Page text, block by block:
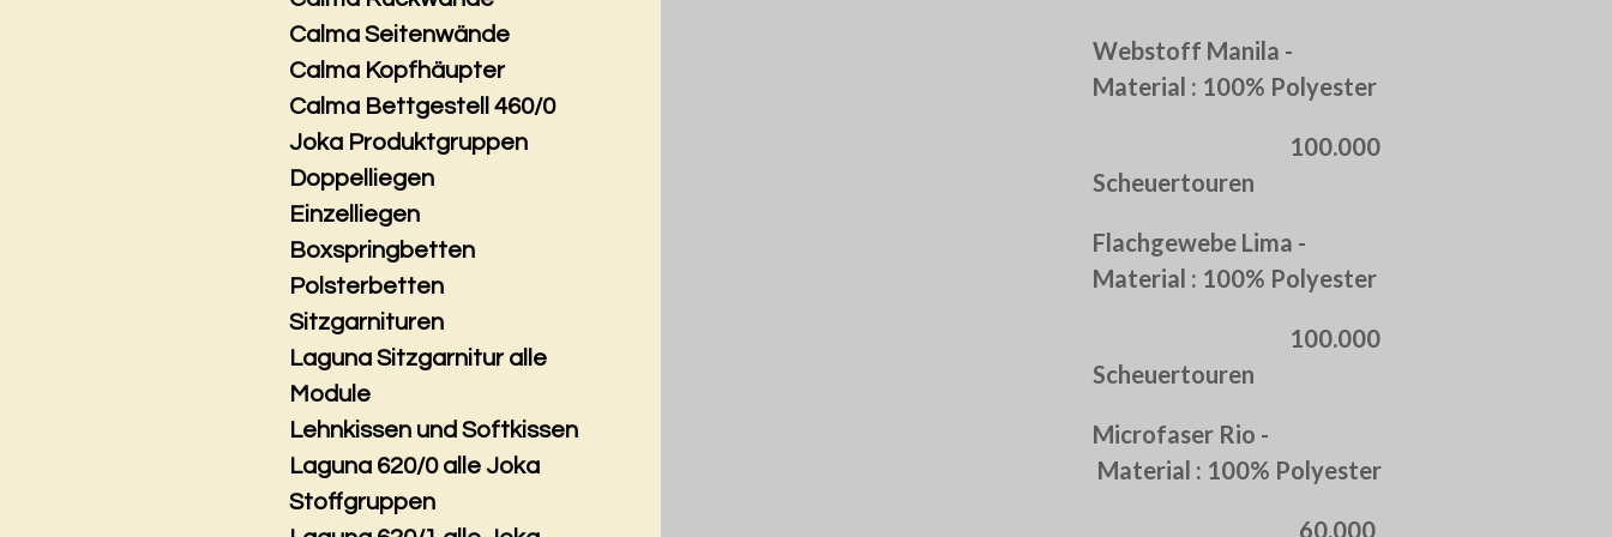
Webstoff Manila -
Material : 100% Polyester
100.000
Scheuertouren
Flachgewebe Lima -
Material : 100% Polyester
100.000
Scheuertouren
Microfaser Rio -
Material : 100% Polyester
60.000
Calma Seitenwände
Calma Kopfhäupter
Calma Bettgestell 460/0
Joka Produktgruppen
Doppelliegen
Einzelliegen
Boxspringbetten
Polsterbetten
Sitzgarnituren
Laguna Sitzgarnitur alle
Module
Lehnkissen und Softkissen
Laguna 620/0 alle Joka
Stoffgruppen